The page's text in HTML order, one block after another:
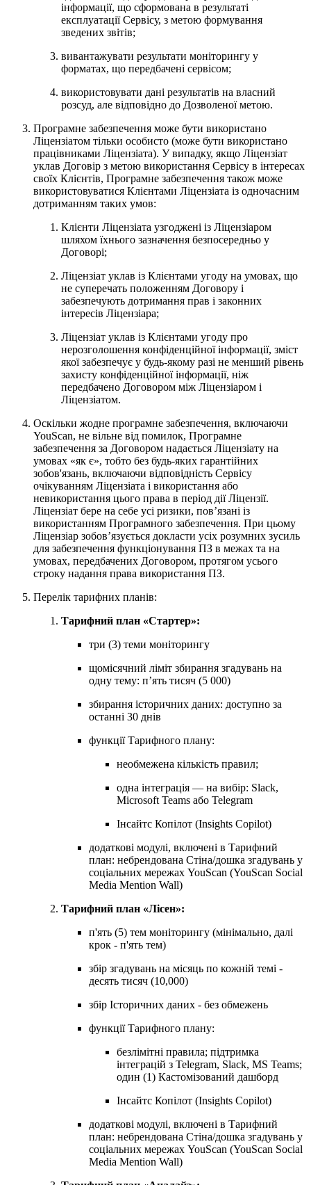
інформації, що сформована в результаті
експлуатації Сервісу, з метою формування
зведених звітів;
вивантажувати результати моніторингу у
форматах, що передбачені сервісом;
використовувати дані результатів на власний
розсуд, але відповідно до Дозволеної метою.
Програмне забезпечення може бути використано
Ліцензіатом тільки особисто (може бути використано
працівниками Ліцензіата). У випадку, якщо Ліцензіат
уклав Договір з метою використання Сервісу в інтересах
своїх Клієнтів, Програмне забезпечення також може
використовуватися Клієнтами Ліцензіата із одночасним
дотриманням таких умов:
Клієнти Ліцензіата узгоджені із Ліцензіаром
шляхом їхнього зазначення безпосередньо у
Договорі;
Ліцензіат уклав із Клієнтами угоду на умовах, що
не суперечать положенням Договору і
забезпечують дотримання прав і законних
інтересів Ліцензіара;
Ліцензіат уклав із Клієнтами угоду про
нерозголошення конфіденційної інформації, зміст
якої забезпечує у будь-якому разі не менший рівень
захисту конфіденційної інформації, ніж
передбачено Договором між Ліцензіаром і
Ліцензіатом.
Оскільки жодне програмне забезпечення, включаючи
YouScan, не вільне від помилок, Програмне
забезпечення за Договором надається Ліцензіату на
умовах «як є», тобто без будь-яких гарантійних
зобов'язань, включаючи відповідність Сервісу
очікуванням Ліцензіата і використання або
невикористання цього права в період дії Ліцензії.
Ліцензіат бере на себе усі ризики, пов’язані із
використанням Програмного забезпечення. При цьому
Ліцензіар зобов’язується докласти усіх розумних зусиль
для забезпечення функціонування ПЗ в межах та на
умовах, передбачених Договором, протягом усього
строку надання права використання ПЗ.
Перелік тарифних планів:
Тарифний план «Стартер»:
три (3) теми моніторингу
щомісячний ліміт збирання згадувань на
одну тему: п’ять тисяч (5 000)
збирання історичних даних: доступно за
останні 30 днів
функції Тарифного плану:
необмежена кількість правил;
одна інтеграція — на вибір: Slack,
Microsoft Teams або Telegram
Інсайтc Копілот (Insights Copilot)
додаткові модулі, включені в Тарифний
план: небрендована Стіна/дошка згадувань у
соціальних мережах YouScan (YouScan Social
Media Mention Wall)
Тарифний план «Лісен»:
п'ять (5) тем моніторингу (мінімально, далі
крок - п'ять тем)
збір згадувань на місяць по кожній темі -
десять тисяч (10,000)
збір Історичних даних - без обмежень
функції Тарифного плану:
безлімітні правила; підтримка
інтеграцій з Telegram, Slack, MS Teams;
один (1) Кастомізований дашборд
Інсайтc Копілот (Insights Copilot)
додаткові модулі, включені в Тарифний
план: небрендована Стіна/дошка згадувань у
соціальних мережах YouScan (YouScan Social
Media Mention Wall)